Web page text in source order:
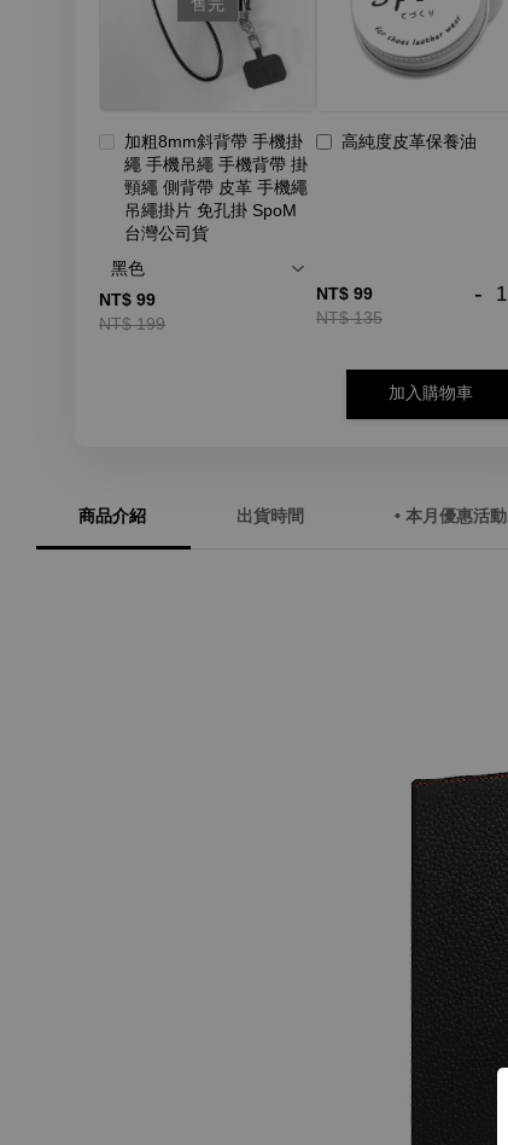
加粗8mm斜背帶 手機掛
繩 手機吊繩 手機背帶 掛
頸繩 側背帶 皮革 手機繩
吊繩掛片 免孔掛 SpoM
台灣公司貨
NT$ 99
NT$ 199
高純度皮革保養油
NT$ 99
NT$ 135
-
加入購物車
商品介紹 出貨時間 • 本月優惠活動